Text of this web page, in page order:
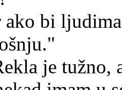
ako bi
je tužno,